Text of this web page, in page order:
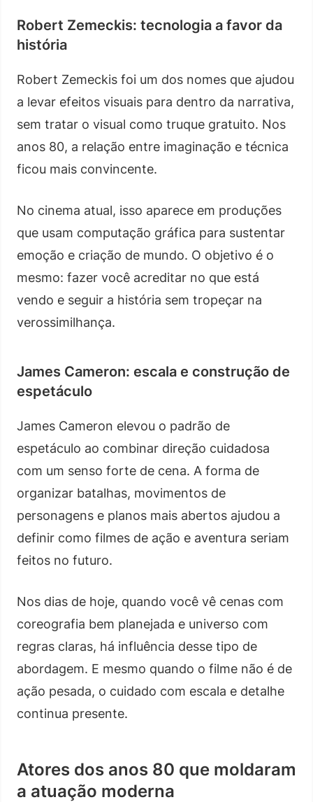
Robert Zemeckis: tecnologia a favor da
história
Robert Zemeckis foi um dos nomes que ajudou
a levar efeitos visuais para dentro da narrativa,
sem tratar o visual como truque gratuito. Nos
anos 80, a relação entre imaginação e técnica
ficou mais convincente.
No cinema atual, isso aparece em produções
que usam computação gráfica para sustentar
emoção e criação de mundo. O objetivo é o
mesmo: fazer você acreditar no que está
vendo e seguir a história sem tropeçar na
verossimilhança.
James Cameron: escala e construção de
espetáculo
James Cameron elevou o padrão de
espetáculo ao combinar direção cuidadosa
com um senso forte de cena. A forma de
organizar batalhas, movimentos de
personagens e planos mais abertos ajudou a
definir como filmes de ação e aventura seriam
feitos no futuro.
Nos dias de hoje, quando você vê cenas com
coreografia bem planejada e universo com
regras claras, há influência desse tipo de
abordagem. E mesmo quando o filme não é de
ação pesada, o cuidado com escala e detalhe
continua presente.
Atores dos anos 80 que moldaram
a atuação moderna